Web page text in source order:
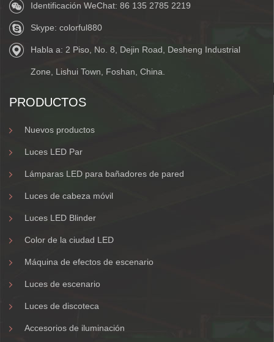
Identificación WeChat: 86 135 2785 2219
Skype: colorful880
Habla a: 2 Piso, No. 8, Dejin Road, Desheng Industrial
Zone, Lishui Town, Foshan, China.
PRODUCTOS
Nuevos productos
Luces LED Par
Lámparas LED para bañadores de pared
Luces de cabeza móvil
Luces LED Blinder
Color de la ciudad LED
Máquina de efectos de escenario
Luces de escenario
Luces de discoteca
Accesorios de iluminación